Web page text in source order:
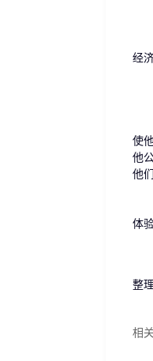
5.
如
经
6.
在
使
他
他
总
体
整
相